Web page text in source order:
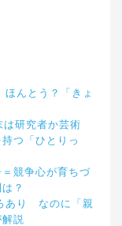
ほんとう？「きょ
は研究者か芸術
つ「ひとりっ
競争心が育ちづ
？
あり なのに「親
説